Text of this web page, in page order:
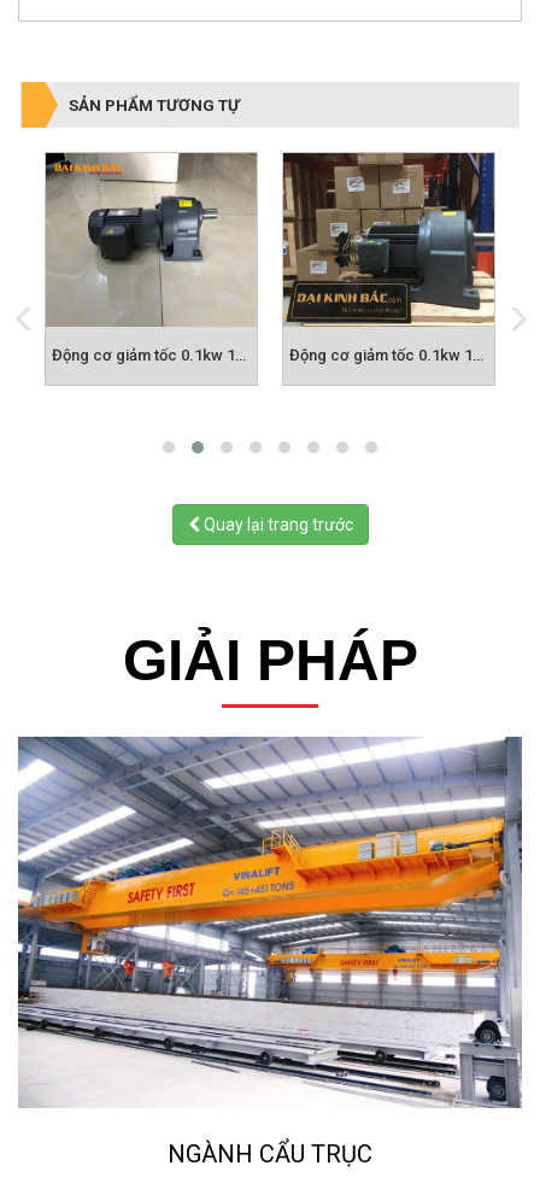
SẢN PHẨM TƯƠNG TỰ
Động cơ giảm tốc 0.1kw 1/8hp 1/3 Động cơ giảm tốc 0.1kw 1/8hp 1/5
Quay lại trang trước
GIẢI PHÁP
NGÀNH NGHIỀN ĐÁ, CÁT NHÂN TẠO